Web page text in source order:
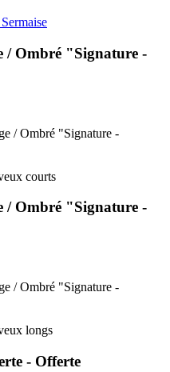
/ Ombré "Signature -
/ Ombré "Signature -
courts
/ Ombré "Signature -
/ Ombré "Signature -
longs
- Offerte